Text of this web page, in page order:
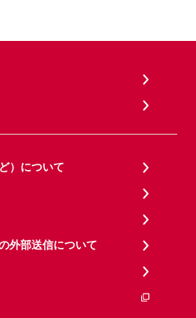
）について
外部送信について